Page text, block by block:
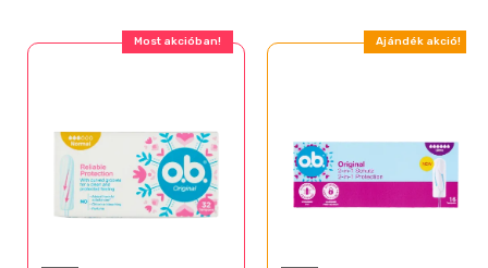
Most akcióban! Ajándék akció!